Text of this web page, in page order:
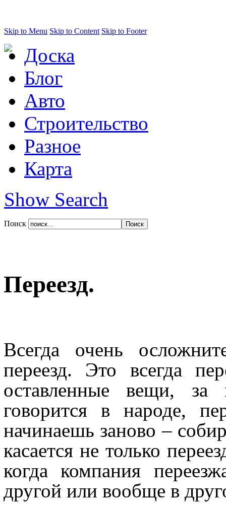
Skip to Menu Skip to Content Skip to Footer
Доска
Блог
Авто
Строительство
Разное
Карта
Show Search
Поиск
Переезд.
Всегда очень
переезд. Это всегда
оставленные вещи,
говорится в народе,
начинаешь заново –
касается не только
когда компания
другой или вообще в